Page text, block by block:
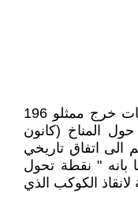
بعد اسبوعين من المداولات والنقاشات خرج ممثلو 196
المناخ (كانون
توصلهم الى اتفاق تاريخي
بانه " نقطة تحول
الكوكب الذي